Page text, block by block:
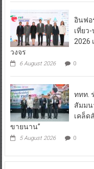
อินฟอ
เที่ยว
2026
วงจร
6 August 2026 0
ททท.
สัมมน
เคล็ด
ขายนาน”
5 August 2026 0